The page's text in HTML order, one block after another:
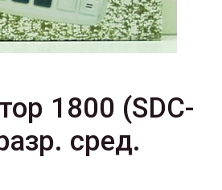
1800 (SDC-
сред.